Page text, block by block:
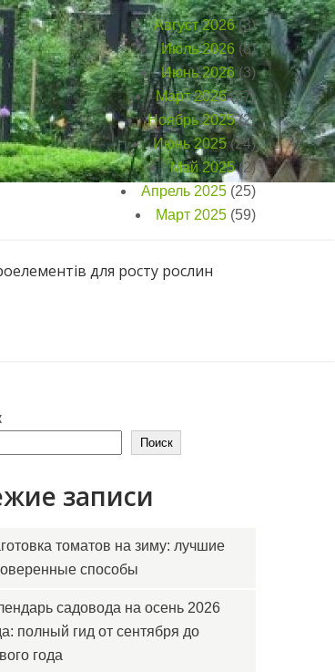
Август 2026(3)
Июль 2026 (8)
Июнь 2026(3)
Март 2026(67)
Ноябрь 2025(2)
Июнь 2025(24)
Май 2025(2)
Апрель 2025 (25)
Март 2025 (59)
для росту рослин
Поиск
записи
томатов на зиму: лучшие
способы
садовода на осень 2026
полный гид от сентября до
года